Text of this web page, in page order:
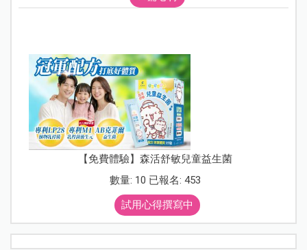
【免費體驗】森活舒敏兒童益生菌
數量: 10 已報名: 453
試用心得撰寫中